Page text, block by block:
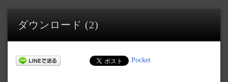
ダウンロード (2)
Pocket